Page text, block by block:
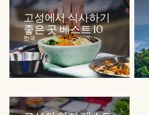
고성에서 식사하기
좋은 곳 베스트 10
한국